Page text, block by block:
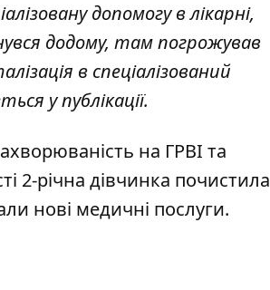
допомогу в лікарні,
додому, там погрожував
в спеціалізований
у публікації.
на ГРВІ та
2-річна дівчинка почистила
нові медичні послуги.